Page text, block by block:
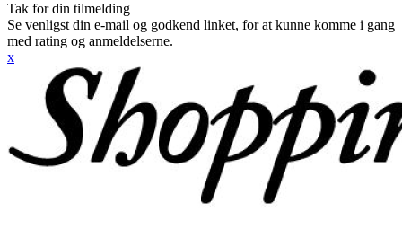
Tak for din tilmelding
Se venligst din e-mail og godkend linket, for at kunne komme i gang
med rating og anmeldelserne.
x